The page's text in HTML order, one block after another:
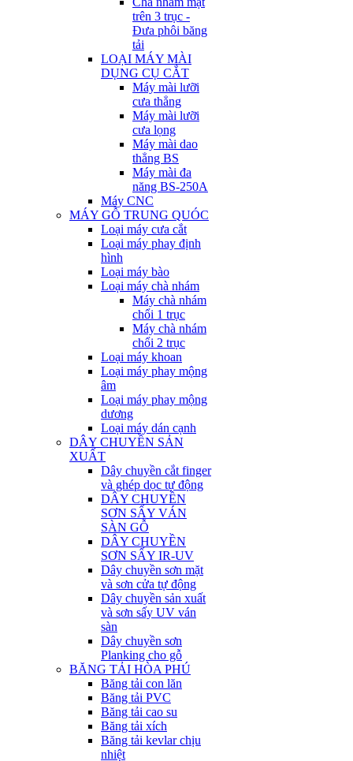
trên 3 trục -
Đưa phôi băng
tải
LOẠI MÁY MÀI
DỤNG CỤ CẮT
Máy mài lưỡi
cưa thẳng
Máy mài lưỡi
cưa lọng
Máy mài dao
thẳng BS
Máy mài đa
năng BS-250A
Máy CNC
MÁY GỖ TRUNG QUÓC
Loại máy cưa cắt
Loại máy phay định
hình
Loại máy bào
Loại máy chà nhám
Máy chà nhám
chổi 1 trục
Máy chà nhám
chổi 2 trục
Loại máy khoan
Loại máy phay mộng
âm
Loại máy phay mộng
dương
Loại máy dán cạnh
DÂY CHUYỀN SẢN
XUẤT
Dây chuyền cắt finger
và ghép dọc tự động
DÂY CHUYỀN
SƠN SẤY VÁN
SÀN GỖ
DÂY CHUYỀN
SƠN SẤY IR-UV
Dây chuyền sơn mặt
và sơn cửa tự động
Dây chuyền sản xuất
và sơn sấy UV ván
sàn
Dây chuyền sơn
Planking cho gỗ
BĂNG TẢI HÒA PHÚ
Băng tải con lăn
Băng tải PVC
Băng tải cao su
Băng tải xích
Băng tải kevlar chịu
nhiệt